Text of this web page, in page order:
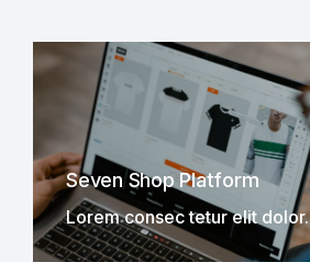
Seven Shop Platform
Lorem consec tetur elit dolor.